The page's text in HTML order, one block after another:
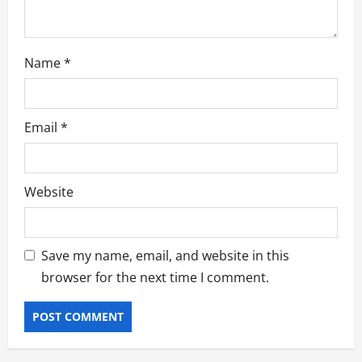
Name*
Email *
Website
Save my name, email, and website in this
browser for the next time I comment.